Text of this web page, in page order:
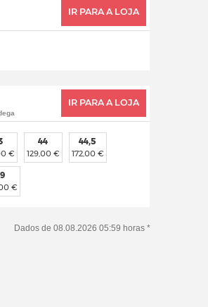
IR PARA A LOJA
IR PARA A LOJA
€
44
129,00 €
44,5
172,00 €
€
Dados de 08.08.2026 05:59 horas *